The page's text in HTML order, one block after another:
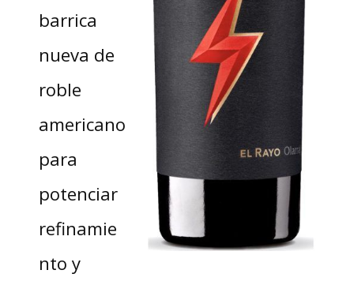
barrica
nueva de
roble
americano
para
potenciar
refinamie
nto y